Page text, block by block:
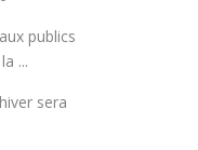
publics
...
sera